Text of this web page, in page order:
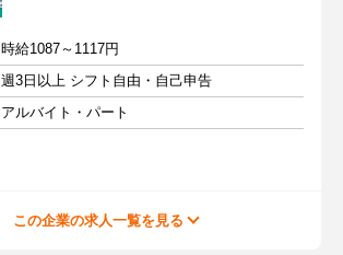
時給1087～1117円
週3日以上 シフト自由・自己申告
アルバイト・パート
この企業の求人一覧を見る